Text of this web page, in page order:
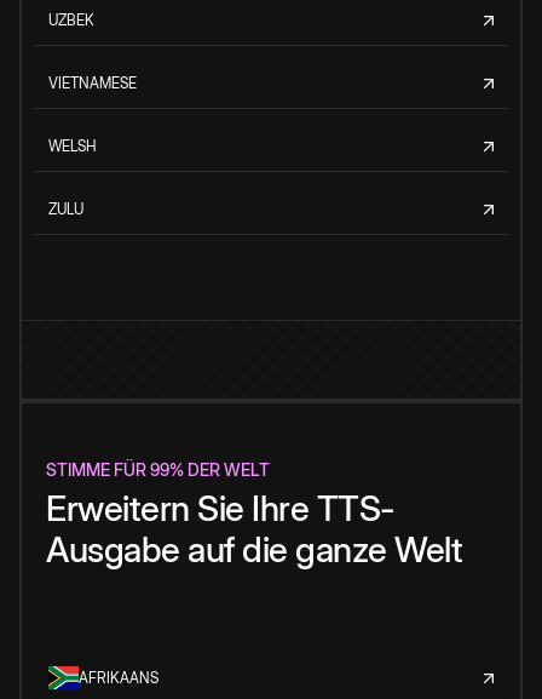
UZBEK
VIETNAMESE
WELSH
ZULU
STIMME FÜR 99% DER WELT
Erweitern Sie Ihre TTS-
Ausgabe auf die ganze Welt
AFRIKAANS